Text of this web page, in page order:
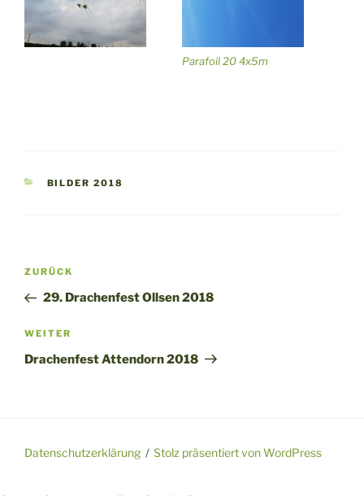
Parafoil 20 4x5m
KATEGORIEN
BILDER 2018
Beitragsnavigation
Vorheriger
Beitrag
ZURÜCK
29. Drachenfest Ollsen 2018
Nächster
Beitrag
WEITER
Drachenfest Attendorn 2018
Datenschutzerklärung Stolz präsentiert von WordPress